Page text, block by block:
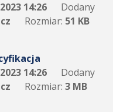
14:26
Dodany
Rozmiar: 51 KB
14:26
Dodany
Rozmiar: 3 MB